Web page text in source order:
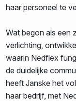
haar personeel te
Wat begon als een
verlichting,
waarin Nedflex
de duidelijke
heeft Janske het
haar bedrijf, met